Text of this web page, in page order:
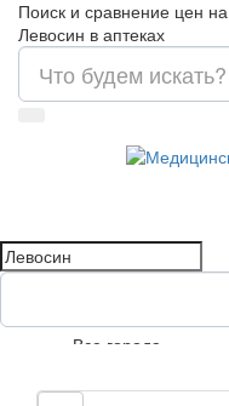
Поиск и сравнение цен на
Левосин в аптеках
Все города